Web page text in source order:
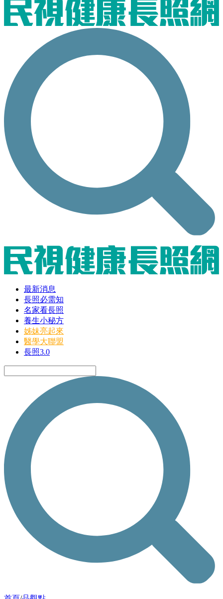
最新消息
長照必需知
名家看長照
養生小秘方
姊妹亮起來
醫學大聯盟
長照3.0